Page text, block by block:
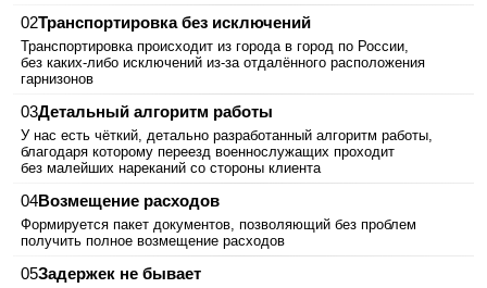
Транспортировка без исключений
Транспортировка происходит из города в город по России,
без каких‑либо исключений из-за отдалённого расположения
гарнизонов
Детальный алгоритм работы
У нас есть чёткий, детально разработанный алгоритм работы,
благодаря которому переезд военнослужащих проходит
без малейших нареканий со стороны клиента
Возмещение расходов
Формируется пакет документов, позволяющий без проблем
получить полное возмещение расходов
Задержек не бывает